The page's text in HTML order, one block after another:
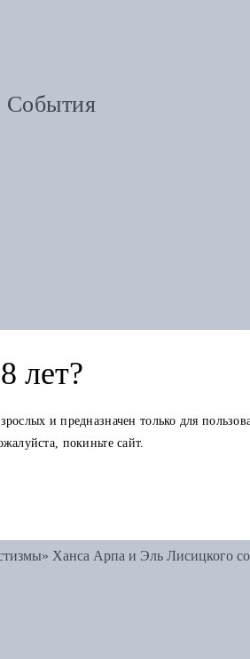
События
Ханса Арпа и Эль Лисицкого
лет?
и предназначен только для
покиньте сайт.